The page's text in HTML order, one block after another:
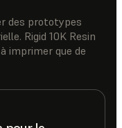
des prototypes
Rigid 10K Resin
imprimer que de